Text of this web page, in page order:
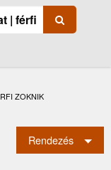
ZOKNIK
Rendezés